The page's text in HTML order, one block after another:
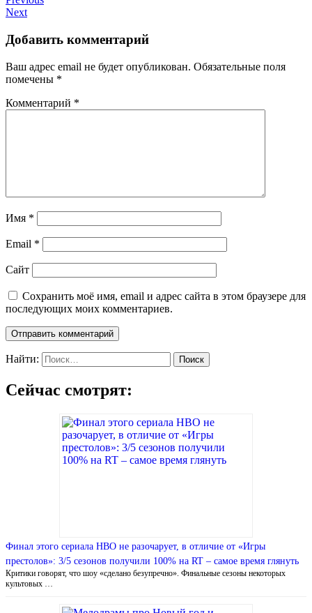
Next
Добавить комментарий
Ваш адрес email не будет опубликован. Обязательные поля
помечены *
Комментарий *
Имя *
Email *
Сайт
Сохранить моё имя, email и адрес сайта в этом браузере для
последующих моих комментариев.
Найти:
Сейчас смотрят:
Финал этого сериала HBO не разочарует, в отличие от «Игры
престолов»: 3/5 сезонов получили 100% на RT – самое время глянуть
Критики говорят, что шоу «сделано безупречно». Финальные сезоны некоторых
культовых …